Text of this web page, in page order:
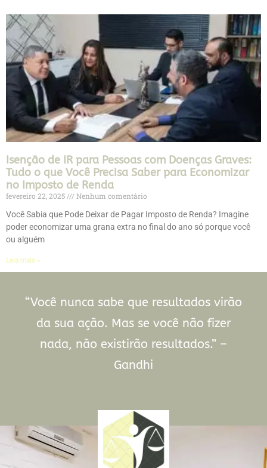
Isenção de IR para Pessoas com Doenças Graves:
Tudo o que Você Precisa Saber para Economizar
no Imposto de Renda
fevereiro 22, 2025
Nenhum comentário
Você Sabia que Pode Deixar de Pagar Imposto de Renda? Imagine
poder economizar uma grana extra no final do ano só porque você
ou alguém
Leia mais »
“Você nunca sabe que resultados virão
da sua ação. Mas se você não fizer
nada, não existirão resultados.” –
Gandhi